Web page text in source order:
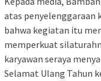
atas penyelenggaraan
bahwa kegiatan itu
memperkuat
karyawan seraya
Selamat Ulang Tahun